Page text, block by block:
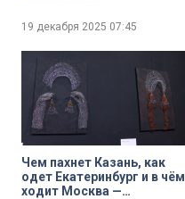
19 декабря 2025 07:45
Чем пахнет Казань, как
одет Екатеринбург и в чём
ходит Москва —